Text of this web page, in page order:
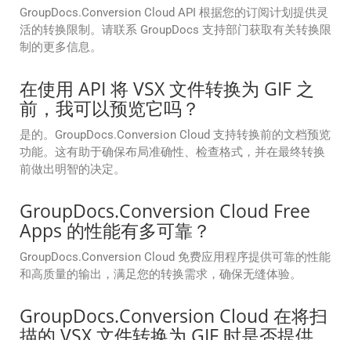
GroupDocs.Conversion Cloud API 根据您的订阅计划提供灵
活的转换限制。请联系 GroupDocs 支持部门获取有关转换限
制的更多信息。
在使用 API 将 VSX 文件转换为 GIF 之
前，我可以预览它吗？
是的。GroupDocs.Conversion Cloud 支持转换前的文档预览
功能。这有助于确保布局准确性、检查格式，并在最终转换
前做出明智的决定。
GroupDocs.Conversion Cloud Free
Apps 的性能有多可靠？
GroupDocs.Conversion Cloud 免费应用程序提供可靠的性能
和高质量的输出，满足您的转换需求，确保无缝体验。
GroupDocs.Conversion Cloud 在将扫